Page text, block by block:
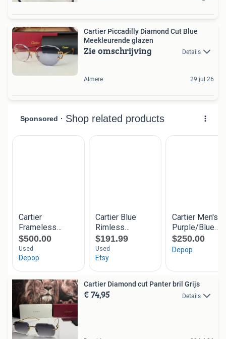
Cartier Piccadilly Diamond Cut Blue
Meekleurende glazen
Zie omschrijving Details
Almere 29 jul 26
Cartier Diamond cut Panter bril Grijs
€ 74,95 Details